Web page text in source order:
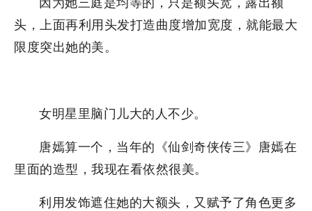
头，上面再利用头发打造曲度增加宽度，就能最大
限度突出她的美。
女明星里脑门儿大的人不少。
唐嫣算一个，当年的《仙剑奇侠传三》唐嫣在
里面的造型，我现在看依然很美。
利用发饰遮住她的大额头，又赋予了角色更多